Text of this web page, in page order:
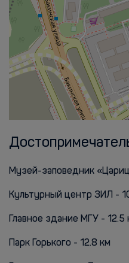
Музей-заповедник
Культурный центр ЗИЛ -
Главное здание МГУ - 12.5
Парк Горького - 12.8 км